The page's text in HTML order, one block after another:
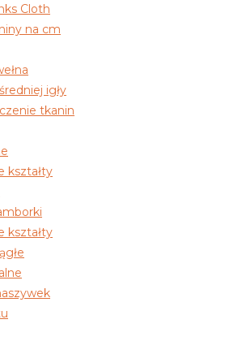
Cloth
na cm
igły
tkanin
kształty
kształty